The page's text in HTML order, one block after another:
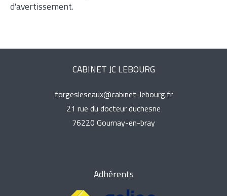
d'avertissement.
CABINET JC LEBOURG
forgesleseaux@cabinet-lebourg.fr
21 rue du docteur duchesne
76220
gournay-en-bray
Adhérents